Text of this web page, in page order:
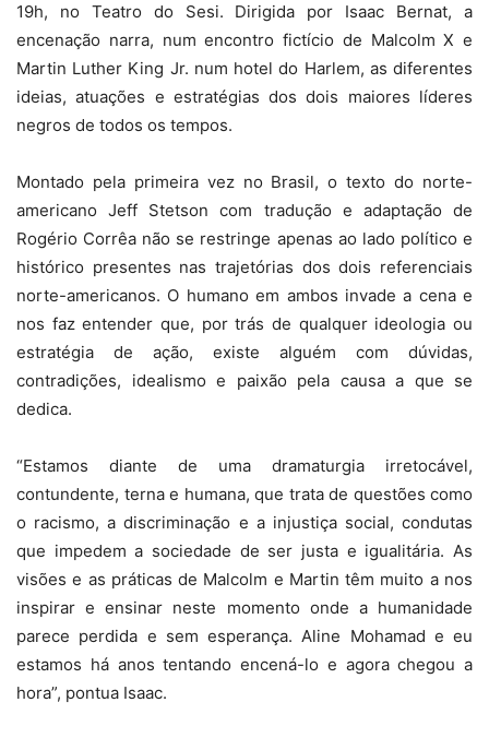
19h, no Teatro do Sesi. Dirigida por Isaac Bernat, a
encenação narra, num encontro fictício de Malcolm X e
Martin Luther King Jr. num hotel do Harlem, as diferentes
ideias, atuações e estratégias dos dois maiores líderes
negros de todos os tempos.
Montado pela primeira vez no Brasil, o texto do norte-
americano Jeff Stetson com tradução e adaptação de
Rogério Corrêa não se restringe apenas ao lado político e
histórico presentes nas trajetórias dos dois referenciais
norte-americanos. O humano em ambos invade a cena e
nos faz entender que, por trás de qualquer ideologia ou
estratégia de ação, existe alguém com dúvidas,
contradições, idealismo e paixão pela causa a que se
dedica.
“Estamos diante de uma dramaturgia irretocável,
contundente, terna e humana, que trata de questões como
o racismo, a discriminação e a injustiça social, condutas
que impedem a sociedade de ser justa e igualitária. As
visões e as práticas de Malcolm e Martin têm muito a nos
inspirar e ensinar neste momento onde a humanidade
parece perdida e sem esperança. Aline Mohamad e eu
estamos há anos tentando encená-lo e agora chegou a
hora”, pontua Isaac.